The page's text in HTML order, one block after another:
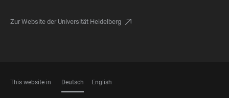
Zur Website der Universität Heidelberg
This website in Deutsch English